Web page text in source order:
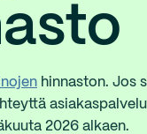
hinnaston. Jos
2026 alkaen.